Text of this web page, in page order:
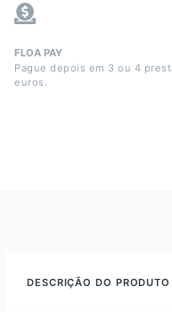
FLOA PAY
Pague depois em 3 ou 4
euros.
DESCRIÇÃO DO PRODUTO